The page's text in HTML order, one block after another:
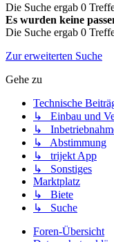
Die Suche ergab 0
Es wurden keine
Die Suche ergab 0
Zur erweiterten Suche
Gehe zu
Technische
↳ Einbau und
↳
↳ Abstimmung
↳ trijekt App
↳ Sonstiges
Marktplatz
↳ Biete
↳ Suche
Foren-Übersicht